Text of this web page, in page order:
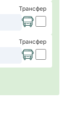
Трансфер
Трансфер